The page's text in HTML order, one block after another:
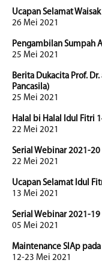
Ucapan Selamat
26 Mei 2021
Pengambilan Sumpah
25 Mei 2021
Berita Dukacita Prof.
Pancasila)
25 Mei 2021
Halal bi Halal Idul Fitri
22 Mei 2021
Serial Webinar 2021-20
22 Mei 2021
Ucapan Selamat Idul
13 Mei 2021
Serial Webinar 2021-19
05 Mei 2021
Maintenance SIAp
12-23 Mei 2021